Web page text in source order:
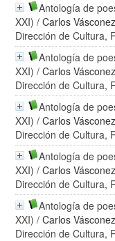
Antología de
XXI) /Carlos
Dirección de Cultura,
Antología de
XXI) /Carlos
Dirección de Cultura,
Antología de
XXI) /Carlos
Dirección de Cultura,
Antología de
XXI) /Carlos
Dirección de Cultura,
Antología de
XXI) /Carlos
Dirección de Cultura,